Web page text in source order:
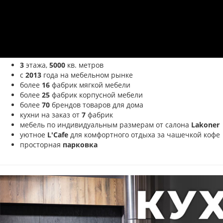
3 этажа, 5000 кв. метров
с 2013 года на мебельном рынке
более 16 фабрик мягкой мебели
более 25 фабрик корпусной мебели
более 70 брендов товаров для дома
кухни на заказ от 7 фабрик
мебель по индивидуальным размерам от салона Lakoner
уютное L'Cafe для комфортного отдыха за чашечкой кофе
просторная парковка